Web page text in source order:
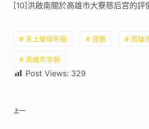
[10]洪啟南關於高雄市大竂慈后宮的評
# 天上聖母寺廟 # 道教 # 高雄
# 高雄市寺廟
Post Views: 329
上一